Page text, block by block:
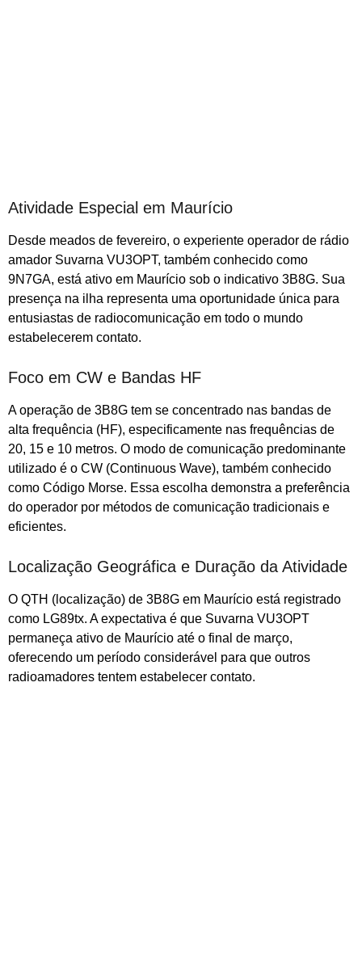
Atividade Especial em Maurício
Desde meados de fevereiro, o experiente operador de rádio
amador Suvarna VU3OPT, também conhecido como
9N7GA, está ativo em Maurício sob o indicativo 3B8G. Sua
presença na ilha representa uma oportunidade única para
entusiastas de radiocomunicação em todo o mundo
estabelecerem contato.
Foco em CW e Bandas HF
A operação de 3B8G tem se concentrado nas bandas de
alta frequência (HF), especificamente nas frequências de
20, 15 e 10 metros. O modo de comunicação predominante
utilizado é o CW (Continuous Wave), também conhecido
como Código Morse. Essa escolha demonstra a preferência
do operador por métodos de comunicação tradicionais e
eficientes.
Localização Geográfica e Duração da Atividade
O QTH (localização) de 3B8G em Maurício está registrado
como LG89tx. A expectativa é que Suvarna VU3OPT
permaneça ativo de Maurício até o final de março,
oferecendo um período considerável para que outros
radioamadores tentem estabelecer contato.